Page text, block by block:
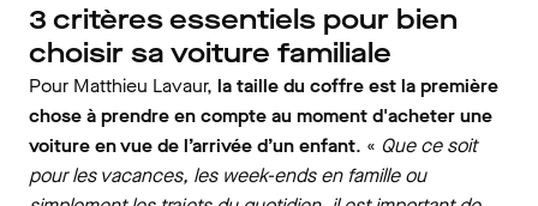
3 critères essentiels pour bien
choisir sa voiture familiale
Pour Matthieu Lavaur, la taille du coffre est la première
chose à prendre en compte au moment d'acheter une
voiture en vue de l’arrivée d’un enfant. « Que ce soit
pour les vacances, les week-ends en famille ou